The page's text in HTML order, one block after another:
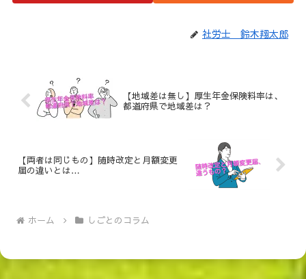
社労士 鈴木翔太郎
【地域差は無し】厚生年金保険料率は、
都道府県で地域差は？
【両者は同じもの】随時改定と月額変更
届の違いとは…
ホーム しごとのコラム